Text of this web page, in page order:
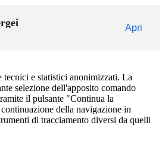
Apri
e statistici anonimizzati. La
selezione dell'apposito comando
il pulsante "Continua la
della navigazione in
di tracciamento diversi da quelli